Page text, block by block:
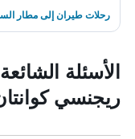
رحلات طيران إلى مطار
الأسئلة
ريجنسي